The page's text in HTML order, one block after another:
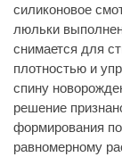
силиконовое
люльки
снимается для
плотностью и
спину
решение
формирования
равномерному